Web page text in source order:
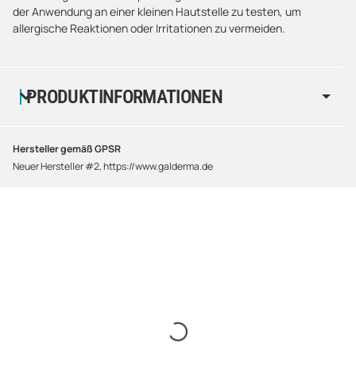
PRODUKTINFORMATIONEN
der Anwendung an einer kleinen Hautstelle zu testen, um
allergische Reaktionen oder Irritationen zu vermeiden.
Hersteller gemäß GPSR
Neuer Hersteller #2, https://www.galderma.de